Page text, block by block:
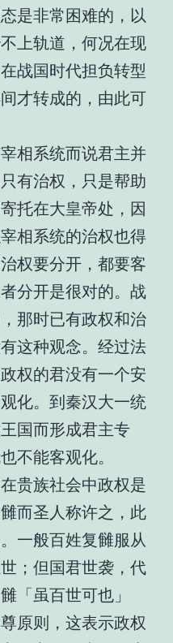
是非常困难的，以
上轨道，何况在现
战国时代担负转型
才转成的，由此可
相系统而说君主并
有治权，只是帮助
托在大皇帝处，因
相系统的治权也得
权要分开，都要客
分开是很对的。战
那时已有政权和治
这种观念。经过法
权的君没有一个安
化。到秦汉大一统
国而形成君主专
不能客观化。
族社会中政权是
而圣人称许之，此
一般百姓复雠服从
；但国君世袭，代
「虽百世可也」
原则，这表示政权